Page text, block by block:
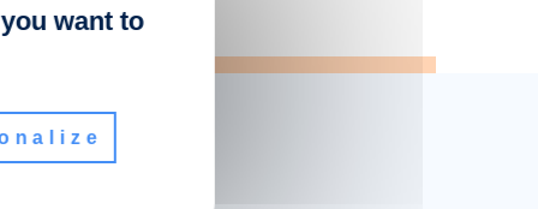
want to